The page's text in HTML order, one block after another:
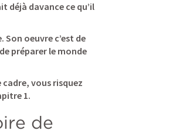
déjà davance ce qu’il
oeuvre c’est de
préparer le monde
vous risquez
1.
de